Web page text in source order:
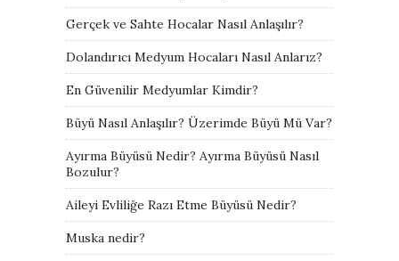
Gerçek ve Sahte Hocalar Nasıl Anlaşılır?
Dolandırıcı Medyum Hocaları Nasıl Anlarız?
En Güvenilir Medyumlar Kimdir?
Büyü Nasıl Anlaşılır? Üzerimde Büyü Mü Var?
Ayırma Büyüsü Nedir? Ayırma Büyüsü Nasıl
Bozulur?
Aileyi Evliliğe Razı Etme Büyüsü Nedir?
Muska nedir?